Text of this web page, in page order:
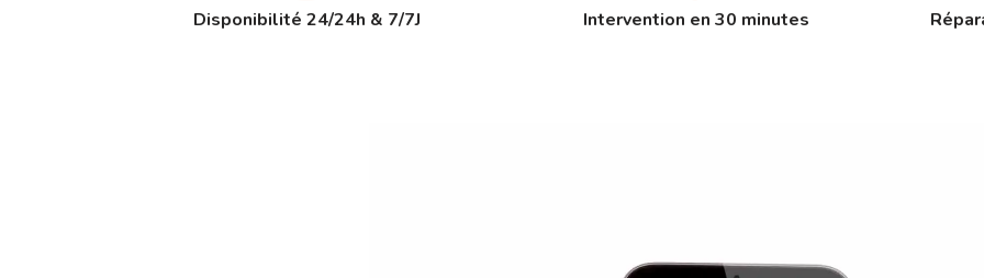
Disponibilité 24/24h & 7/7J Intervention en 30 minutes